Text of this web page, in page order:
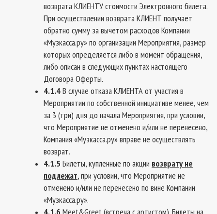
возврата КЛИЕНТУ стоимости Электронного билета.
При осуществлении возврата КЛИЕНТ получает
обратно сумму за вычетом расходов Компании
«Музкасса.ру» по организации Мероприятия, размер
которых определяется либо в момент обращения,
либо описан в следующих пунктах настоящего
Договора Оферты.
4.1.4В случае отказа КЛИЕНТА от участия в
Мероприятии по собственной инициативе менее, чем
за 3 (три) дня до начала Мероприятия, при условии,
что Мероприятие не отменено и/или не перенесено,
Компания «Музкасса.ру» вправе не осуществлять
возврат.
4.1.5 Билеты, купленные по акции возврату не
подлежат, при условии, что Мероприятие не
отменено и/или не перенесено по вине Компании
«Музкасса.ру».